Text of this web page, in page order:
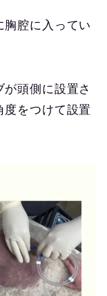
胸腔に入ってい
頭側に設置さ
をつけて設置